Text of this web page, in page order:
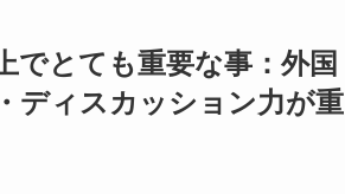
でとても重要な事：外国
ディスカッション力が重